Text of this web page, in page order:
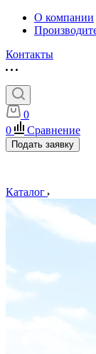
О компании
Контакты
0
0
Сравнение
Подать заявку
Каталог